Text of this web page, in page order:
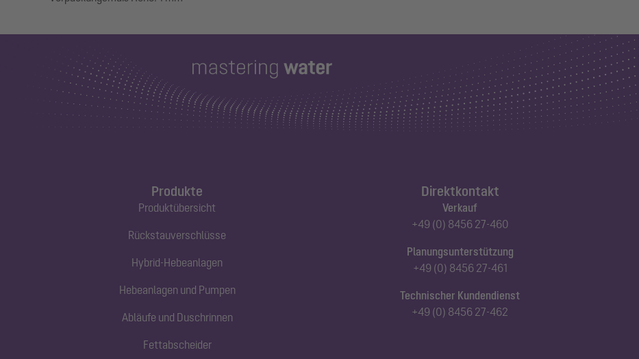
Produkte
Produktübersicht
Rückstauverschlüsse
Hybrid-Hebeanlagen
Hebeanlagen und Pumpen
Abläufe und Duschrinnen
Fettabscheider
Direktkontakt
Verkauf
+49 (0) 8456 27-460
Planungsunterstützung
+49 (0) 8456 27-461
Technischer Kundendienst
+49 (0) 8456 27-462